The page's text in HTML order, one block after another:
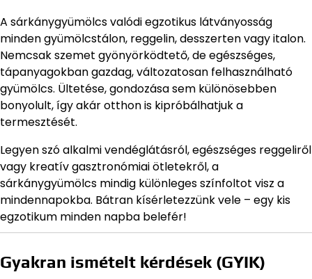
A sárkánygyümölcs valódi egzotikus látványosság
minden gyümölcstálon, reggelin, desszerten vagy italon.
Nemcsak szemet gyönyörködtető, de egészséges,
tápanyagokban gazdag, változatosan felhasználható
gyümölcs. Ültetése, gondozása sem különösebben
bonyolult, így akár otthon is kipróbálhatjuk a
termesztését.
Legyen szó alkalmi vendéglátásról, egészséges reggeliről
vagy kreatív gasztronómiai ötletekről, a
sárkánygyümölcs mindig különleges színfoltot visz a
mindennapokba. Bátran kísérletezzünk vele – egy kis
egzotikum minden napba belefér!
Gyakran ismételt kérdések (GYIK)